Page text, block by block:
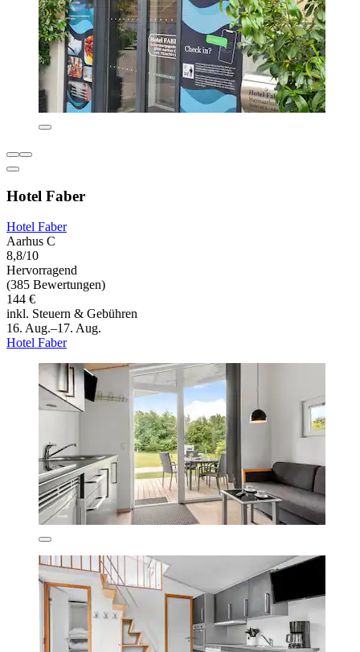
Hotel Faber
Hotel Faber
Aarhus C
8,8/10
Hervorragend
(385 Bewertungen)
144 €
inkl. Steuern & Gebühren
16. Aug.–17. Aug.
Hotel Faber